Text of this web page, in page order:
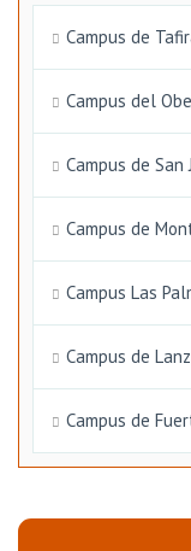
Campus de
Campus del
Campus de San
Campus de
Campus Las
Campus de
Campus de